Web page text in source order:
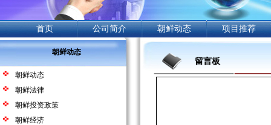
首页 公司简介 朝鲜动态 项目推荐
朝鲜动态
朝鲜动态
朝鲜法律
朝鲜投资政策
朝鲜经济
留言板